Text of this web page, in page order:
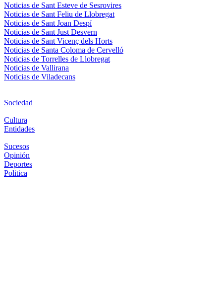
Noticias de Sant Esteve de Sesrovires
Noticias de Sant Feliu de Llobregat
Noticias de Sant Joan Despí
Noticias de Sant Just Desvern
Noticias de Sant Vicenç dels Horts
Noticias de Santa Coloma de Cervelló
Noticias de Torrelles de Llobregat
Noticias de Vallirana
Noticias de Viladecans
Sociedad
Cultura
Entidades
Sucesos
Opinión
Deportes
Politica